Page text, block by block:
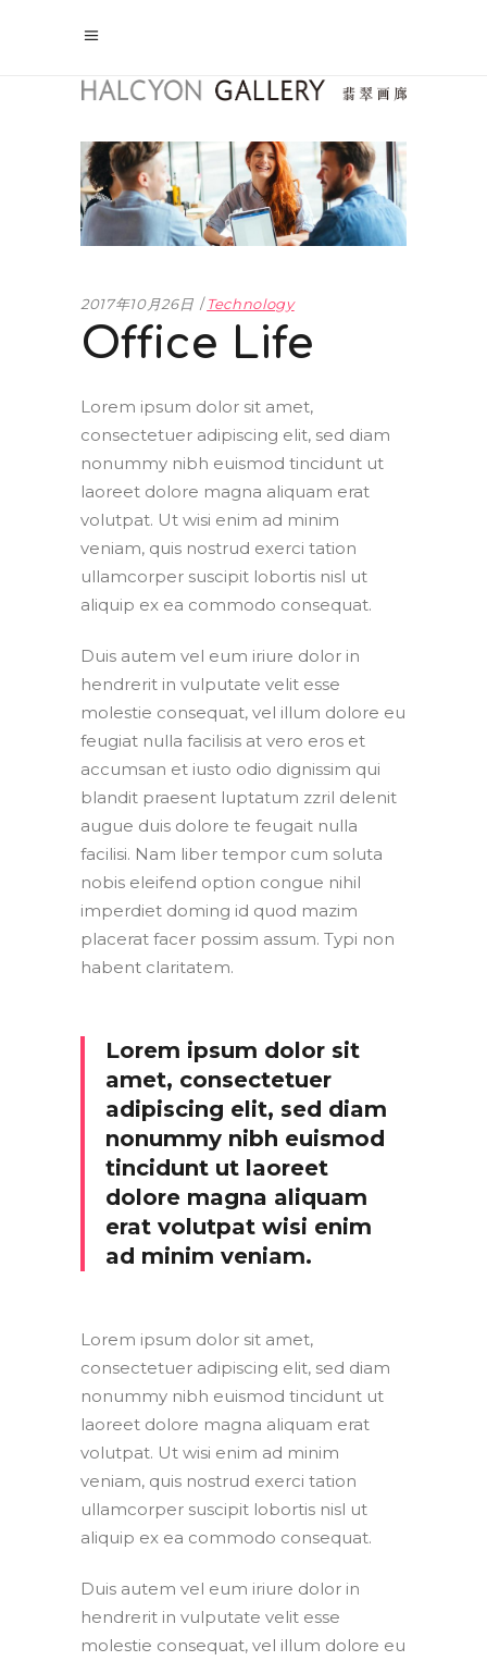
2017年10月26日 Technology
Office Life
Lorem ipsum dolor sit amet,
consectetuer adipiscing elit, sed diam
nonummy nibh euismod tincidunt ut
laoreet dolore magna aliquam erat
volutpat. Ut wisi enim ad minim
veniam, quis nostrud exerci tation
ullamcorper suscipit lobortis nisl ut
aliquip ex ea commodo consequat.
Duis autem vel eum iriure dolor in
hendrerit in vulputate velit esse
molestie consequat, vel illum dolore eu
feugiat nulla facilisis at vero eros et
accumsan et iusto odio dignissim qui
blandit praesent luptatum zzril delenit
augue duis dolore te feugait nulla
facilisi. Nam liber tempor cum soluta
nobis eleifend option congue nihil
imperdiet doming id quod mazim
placerat facer possim assum. Typi non
habent claritatem.
Lorem ipsum dolor sit
amet, consectetuer
adipiscing elit, sed diam
nonummy nibh euismod
tincidunt ut laoreet
dolore magna aliquam
erat volutpat wisi enim
ad minim veniam.
Lorem ipsum dolor sit amet,
consectetuer adipiscing elit, sed diam
nonummy nibh euismod tincidunt ut
laoreet dolore magna aliquam erat
volutpat. Ut wisi enim ad minim
veniam, quis nostrud exerci tation
ullamcorper suscipit lobortis nisl ut
aliquip ex ea commodo consequat.
Duis autem vel eum iriure dolor in
hendrerit in vulputate velit esse
molestie consequat, vel illum dolore eu